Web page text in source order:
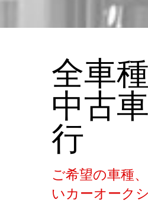
全車
中古
行
ご希望の車種
いカーオーク